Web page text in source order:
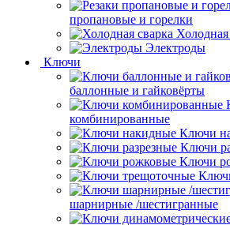
пропановые и горелки
Холодная
Электроды
Ключи
баллонные и гайковёрты
комбинированные
Ключи
Ключи
Ключи
шарнирные /шестигранные